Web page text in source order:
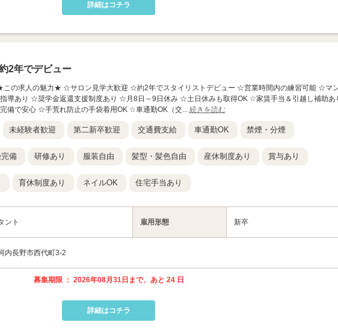
詳細はコチラ
2年でデビュー
この求人の魅力★ ☆サロン見学大歓迎 ☆約2年でスタイリストデビュー ☆営業時間内の練習可能 ☆マ
導あり ☆奨学金返還支援制度あり ☆月8日～9日休み ☆土日休みも取得OK ☆家賃手当＆引越し補助あ
備で安心 ☆手荒れ防止の手袋着用OK ☆車通勤OK（交... 続きを読む
未経験者歓迎 第二新卒歓迎 交通費支給 車通勤OK 禁煙・分煙
備 研修あり 服装自由 髪型・髪色自由 産休制度あり 賞与あり
育休制度あり ネイルOK 住宅手当あり
ント 雇用形態 新卒
内長野市西代町3-2
募集期限 ： 2026年08月31日まで、あと 24 日
詳細はコチラ